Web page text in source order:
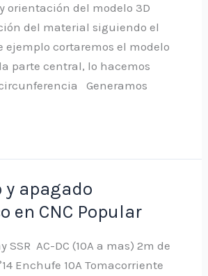
orientación del modelo 3D
del material siguiendo el
ejemplo cortaremos el modelo
parte central, lo hacemos
Generamos
y apagado
en CNC Popular
SSR AC-DC (10A a mas) 2m de
Enchufe 10A Tomacorriente